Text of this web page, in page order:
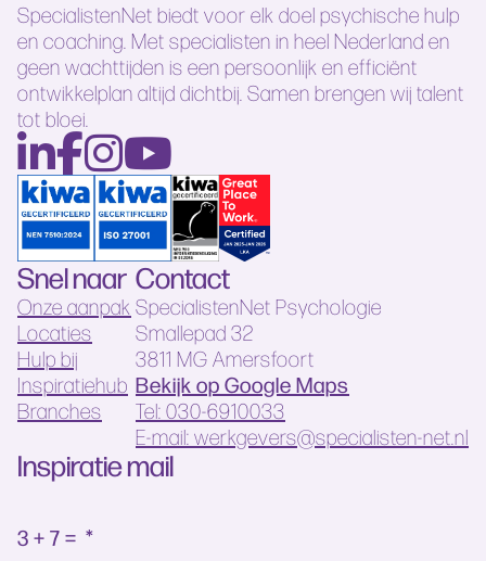
SpecialistenNet biedt voor elk doel psychische hulp
en coaching. Met specialisten in heel Nederland en
geen wachttijden is een persoonlijk en efficiënt
ontwikkelplan altijd dichtbij. Samen brengen wij talent
tot bloei.
Snel naar
Onze aanpak
Locaties
Hulp bij
Inspiratiehub
Branches
Contact
SpecialistenNet Psychologie
Smallepad 32
3811 MG Amersfoort
Bekijk op Google Maps
Tel: 030-6910033
E-mail: werkgevers@specialisten-net.nl
Inspiratie mail
3 + 7 = *